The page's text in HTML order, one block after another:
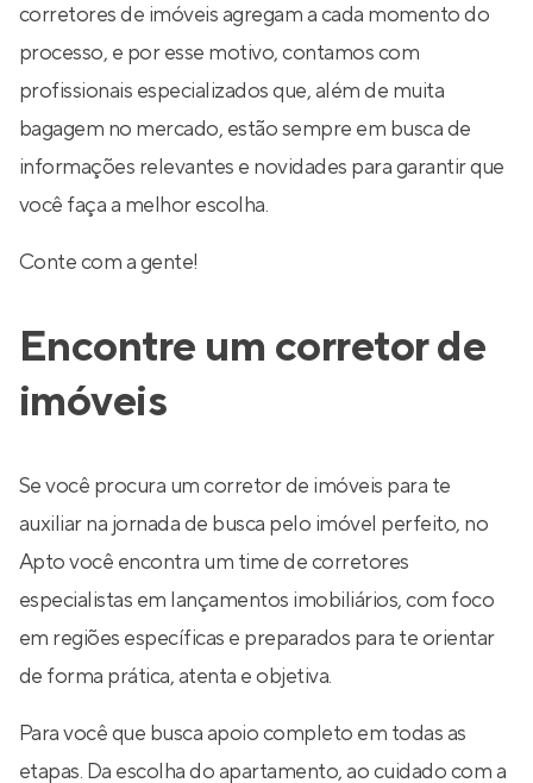
corretores de imóveis agregam a cada momento do
processo, e por esse motivo, contamos com
profissionais especializados que, além de muita
bagagem no mercado, estão sempre em busca de
informações relevantes e novidades para garantir que
você faça a melhor escolha.
Conte com a gente!
Encontre um corretor de
imóveis
Se você procura um corretor de imóveis para te
auxiliar na jornada de busca pelo imóvel perfeito, no
Apto você encontra um time de corretores
especialistas em lançamentos imobiliários, com foco
em regiões específicas e preparados para te orientar
de forma prática, atenta e objetiva.
Para você que busca apoio completo em todas as
etapas. Da escolha do apartamento, ao cuidado com a